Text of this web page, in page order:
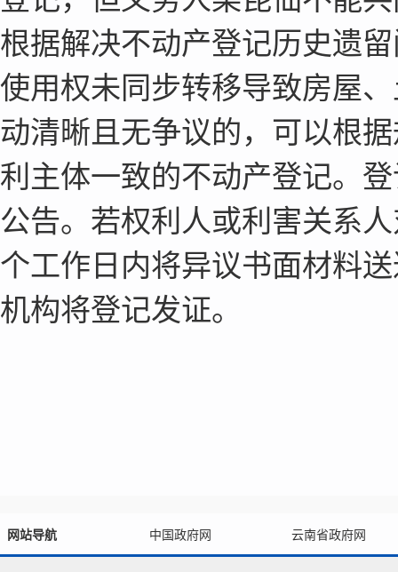
根据解决不动产登记历史遗
使用权未同步转移导致房屋
动清晰且无争议的，可以根
利主体一致的不动产登记。
公告。若权利人或利害关系
个工作日内将异议书面材料
机构将登记发证。
网站导航 中国政府网 云南省政府网